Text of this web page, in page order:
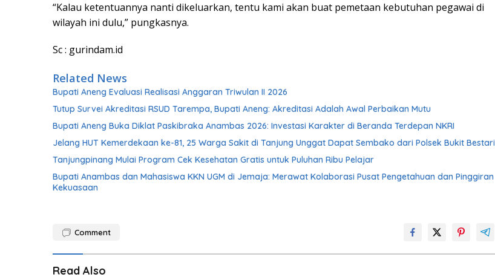
“Kalau ketentuannya nanti dikeluarkan, tentu kami akan buat pemetaan kebutuhan pegawai di
wilayah ini dulu,” pungkasnya.
Sc : gurindam.id
Related News
Bupati Aneng Evaluasi Realisasi Anggaran Triwulan II 2026
Tutup Survei Akreditasi RSUD Tarempa, Bupati Aneng: Akreditasi Adalah Awal Perbaikan Mutu
Bupati Aneng Buka Diklat Paskibraka Anambas 2026: Investasi Karakter di Beranda Terdepan NKRI
Jelang HUT Kemerdekaan ke-81, 25 Warga Sakit di Tanjung Unggat Dapat Sembako dari Polsek Bukit Bestari
Tanjungpinang Mulai Program Cek Kesehatan Gratis untuk Puluhan Ribu Pelajar
Bupati Anambas dan Mahasiswa KKN UGM di Jemaja: Merawat Kolaborasi Pusat Pengetahuan dan Pinggiran
Kekuasaan
Comment
Read Also